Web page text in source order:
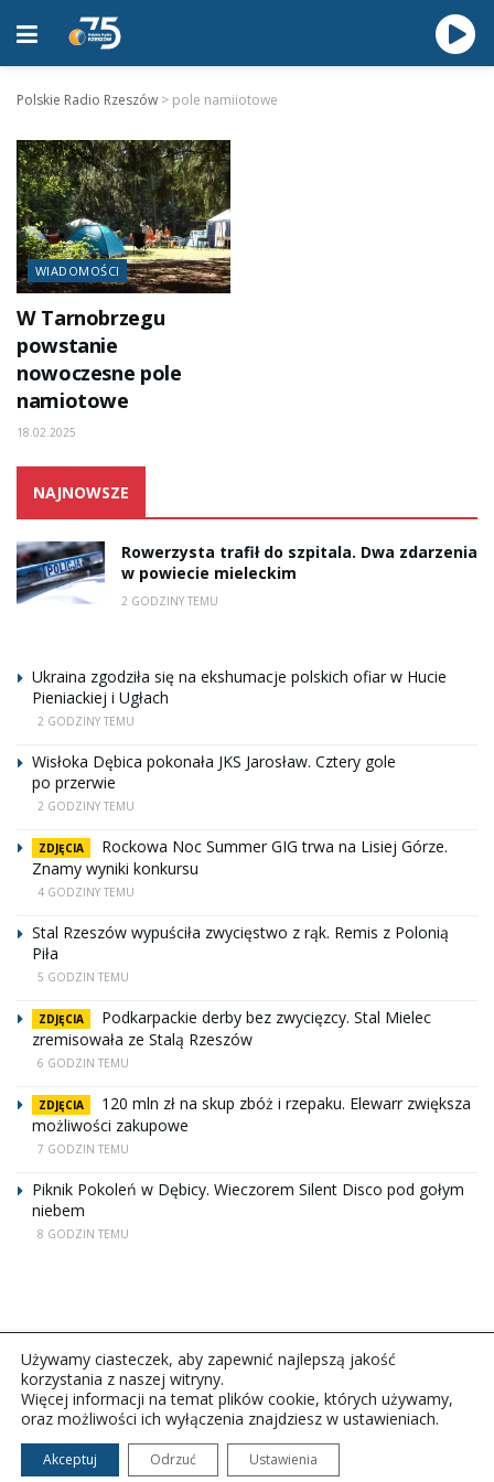
Polskie Radio Rzeszów > pole namiiotowe
WIADOMOŚCI
W Tarnobrzegu
powstanie
nowoczesne pole
namiotowe
18.02.2025
NAJNOWSZE
Rowerzysta trafił do szpitala. Dwa zdarzenia
w powiecie mieleckim
2 GODZINY TEMU
Ukraina zgodziła się na ekshumacje polskich ofiar w Hucie
Pieniackiej i Ugłach
2 GODZINY TEMU
Wisłoka Dębica pokonała JKS Jarosław. Cztery gole
po przerwie
2 GODZINY TEMU
ZDJĘCIA
Rockowa Noc Summer GIG trwa na Lisiej Górze.
Znamy wyniki konkursu
4 GODZINY TEMU
Stal Rzeszów wypuściła zwycięstwo z rąk. Remis z Polonią
Piła
5 GODZIN TEMU
ZDJĘCIA
Podkarpackie derby bez zwycięzcy. Stal Mielec
zremisowała ze Stalą Rzeszów
6 GODZIN TEMU
ZDJĘCIA
120 mln zł na skup zbóż i rzepaku. Elewarr zwiększa
możliwości zakupowe
7 GODZIN TEMU
Piknik Pokoleń w Dębicy. Wieczorem Silent Disco pod gołym
niebem
8 GODZIN TEMU
Copyright © 2026Polskie Radio Rzeszów S.A. w likwidacj.
Wszelkie prawa zastrzeżone.
Używamy ciasteczek, aby zapewnić najlepszą jakość
korzystania z naszej witryny.
Więcej informacji na temat plików cookie, których używamy,
oraz możliwości ich wyłączenia znajdziesz w ustawieniach.
Akceptuj Odrzuć Ustawienia